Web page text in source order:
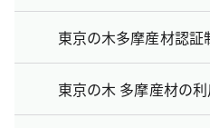
東京の木多摩産材認証
東京の木 多摩産材の